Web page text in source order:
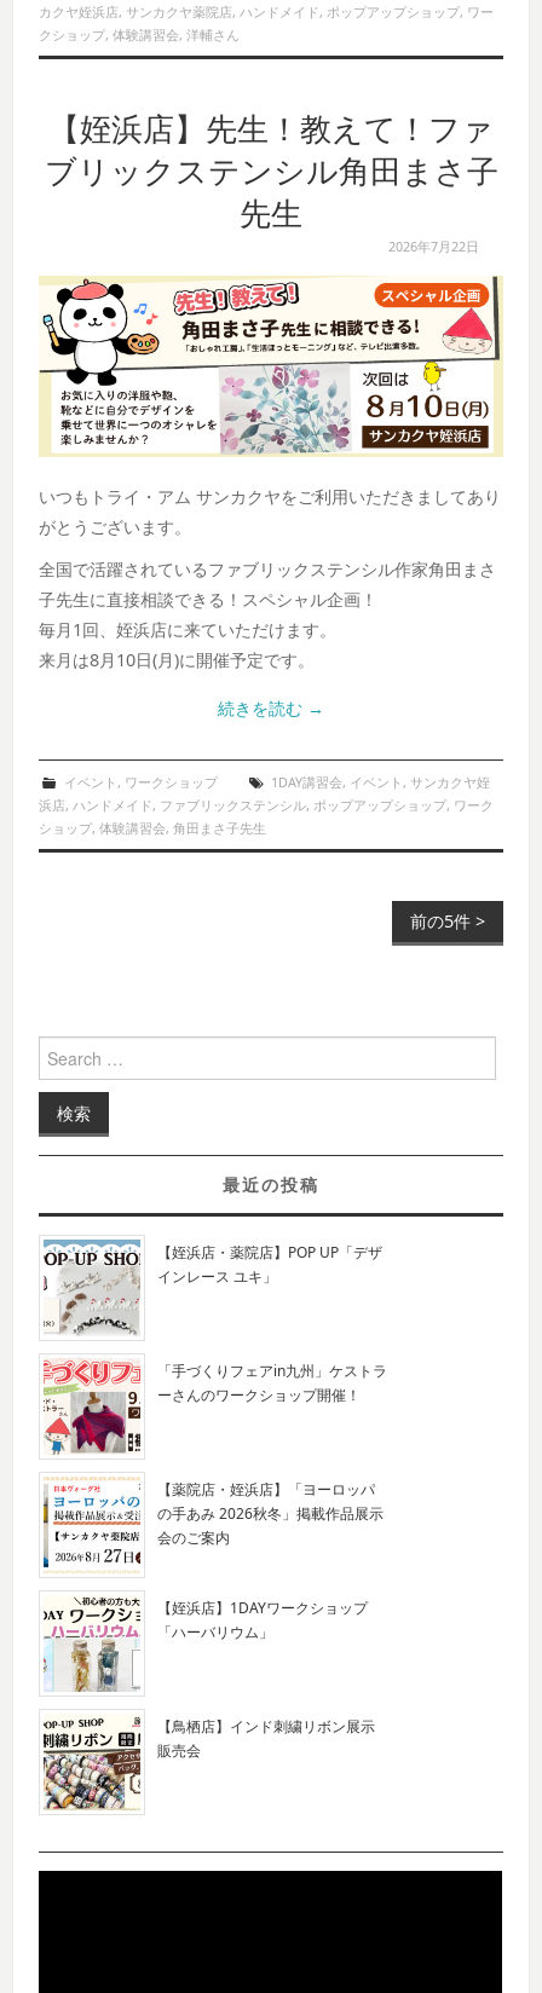
カクヤ姪浜店, サンカクヤ薬院店,ハンドメイド,ポップアップショップ, ワー
クショップ,体験講習会,洋輔さん
【姪浜店】先生！教えて！ファ
ブリックステンシル角田まさ子
先生
2026年7月22日
いつもトライ・アム サンカクヤをご利用いただきましてあり
がとうございます。
全国で活躍されているファブリックステンシル作家角田まさ
子先生に直接相談できる！スペシャル企画！
毎月1回、姪浜店に来ていただけます。
来月は8月10日(月)に開催予定です。
続きを読む →
イベント , ワークショップ 1DAY講習会, イベント , サンカクヤ姪
浜店, ハンドメイド, ファブリックステンシル, ポップアップショップ, ワーク
ショップ,体験講習会,角田まさ子先生
前の5件 >
Search for:
最近の投稿
【姪浜店・薬院店】POP UP「デザ
インレース ユキ」
「手づくりフェアin九州」ケストラ
ーさんのワークショップ開催！
【薬院店・姪浜店】「ヨーロッパ
の手あみ 2026秋冬」掲載作品展示
会のご案内
【姪浜店】1DAYワークショップ
「ハーバリウム」
【鳥栖店】インド刺繍リボン展示
販売会